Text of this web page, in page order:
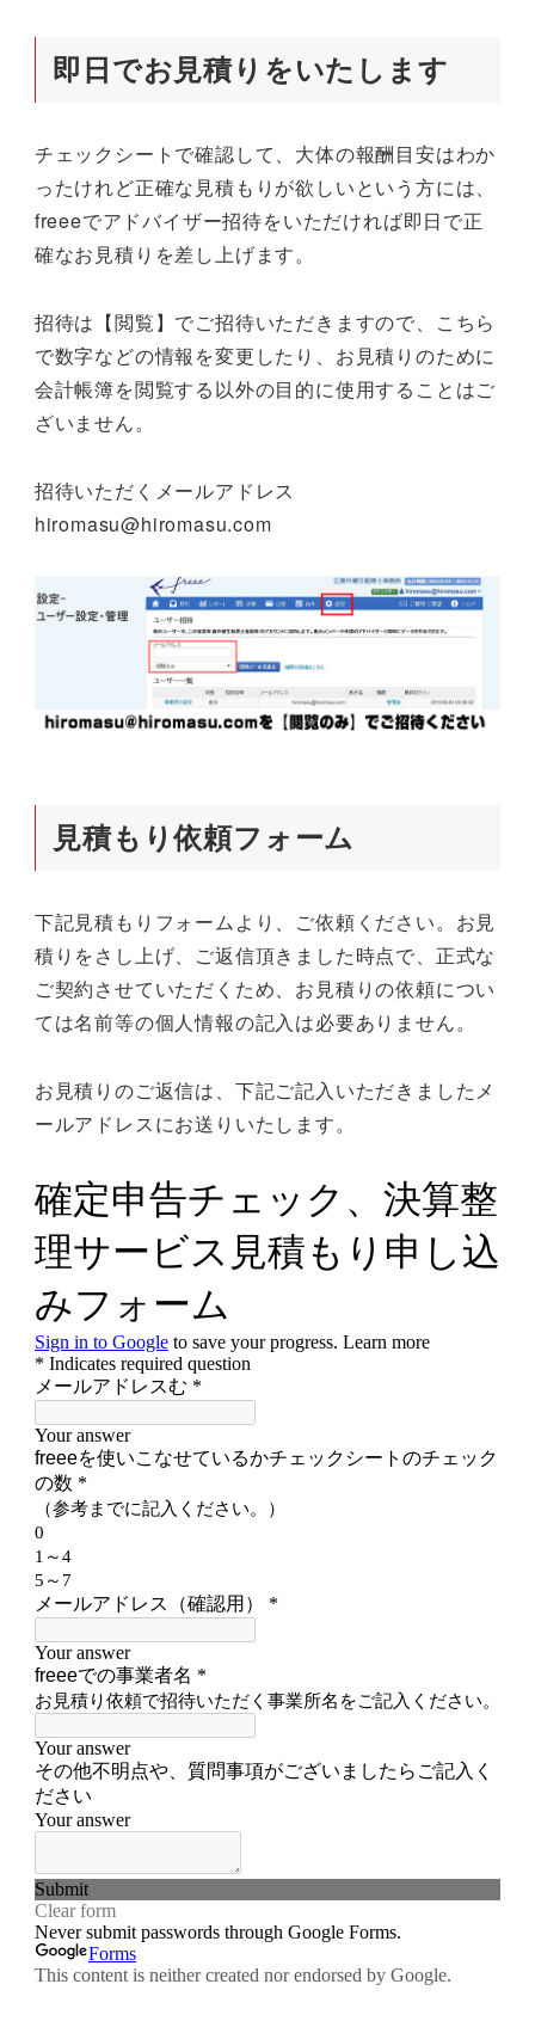
即日でお見積りをいたします
チェックシートで確認して、大体の報酬目安はわか
ったけれど正確な見積もりが欲しいという方には、
freeeでアドバイザー招待をいただければ即日で正
確なお見積りを差し上げます。
招待は【閲覧】でご招待いただきますので、こちら
で数字などの情報を変更したり、お見積りのために
会計帳簿を閲覧する以外の目的に使用することはご
ざいません。
招待いただくメールアドレス
hiromasu@hiromasu.com
見積もり依頼フォーム
下記見積もりフォームより、ご依頼ください。お見
積りをさし上げ、ご返信頂きました時点で、正式な
ご契約させていただくため、お見積りの依頼につい
ては名前等の個人情報の記入は必要ありません。
お見積りのご返信は、下記ご記入いただきましたメ
ールアドレスにお送りいたします。